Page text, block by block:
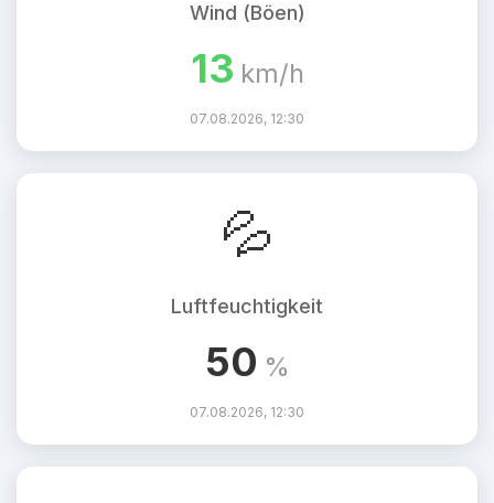
Wind (Böen)
13 km/h
07.08.2026, 12:30
💦
Luftfeuchtigkeit
50 %
07.08.2026, 12:30